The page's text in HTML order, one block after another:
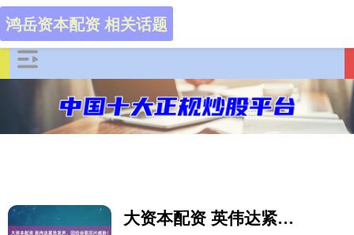
鸿岳资本配资 相关话题
大资本配资 英伟达紧急发声，回应谷歌芯片威胁！公司股价较历史高点跌去约16%，市值蒸发5.6万亿元